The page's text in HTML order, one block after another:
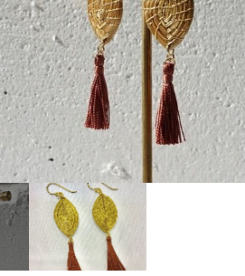
ショッピングを続ける
～